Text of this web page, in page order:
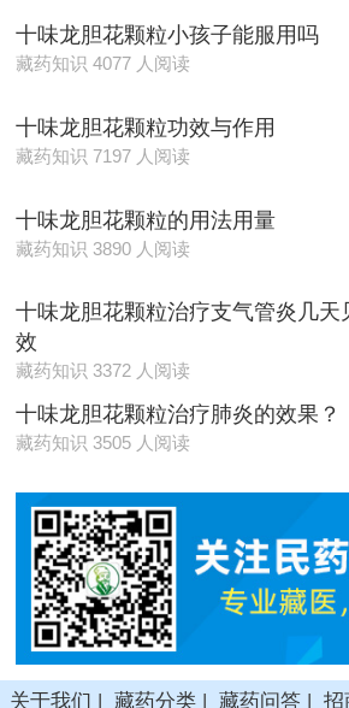
十味龙胆花颗粒小孩子能服用吗
藏药知识 4077 人阅读
十味龙胆花颗粒功效与作用
藏药知识 7197 人阅读
十味龙胆花颗粒的用法用量
藏药知识 3890 人阅读
十味龙胆花颗粒治疗支气管炎几天
效
藏药知识 3372 人阅读
十味龙胆花颗粒治疗肺炎的效果？
藏药知识 3505 人阅读
关于我们 藏药分类| 藏药问答| 招